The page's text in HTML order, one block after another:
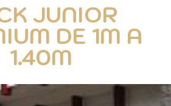
JUNIOR
DE 1M A
1.40M